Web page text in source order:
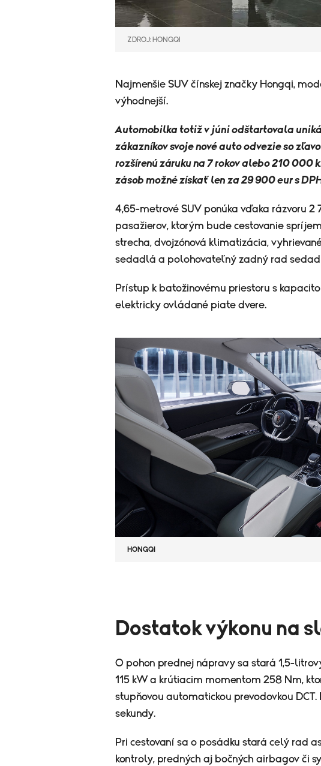
ZDROJ: HONGQI
Najmenšie SUV čínskej značky Hongqi,
výhodnejší.
Automobilka totiž v júni odštartovala
zákazníkov svoje nové auto odvezie so
rozšírenú záruku na 7 rokov alebo 210 000
zásob možné získať len za 29 900 eur s
4,65-metrové SUV ponúka vďaka rázvoru
pasažierov, ktorým bude cestovanie
strecha, dvojzónová klimatizácia,
sedadlá a polohovateľný zadný rad
Prístup k batožinovému priestoru s
elektricky ovládané piate dvere.
HONGQI
Dostatok výkonu na
O pohon prednej nápravy sa stará 1,5-
115 kW a krútiacim momentom 258 Nm,
stupňovou automatickou prevodovkou
sekundy.
Pri cestovaní sa o posádku stará celý rad
kontroly, predných aj bočných airbagov či